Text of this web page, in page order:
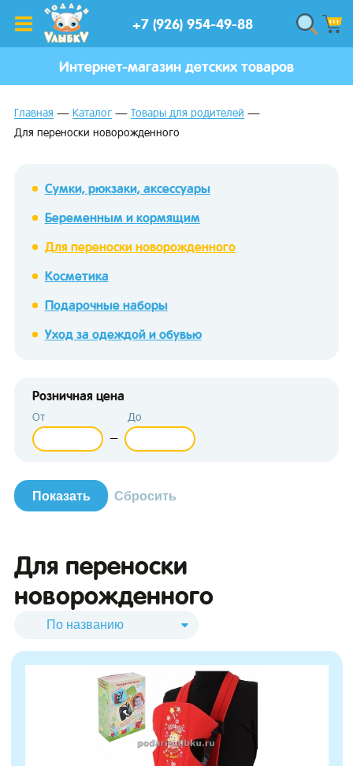
+7 (926) 954-49-88
Интернет-магазин детских товаров
Главная Каталог
Товары для родителей
Для переноски новорожденного
Сумки, рюкзаки, аксессуары
Беременным и кормящим
Для переноски новорожденного
Косметика
Подарочные наборы
Уход за одеждой и обувью
Розничная цена
От
—
До
Для переноски
новорожденного